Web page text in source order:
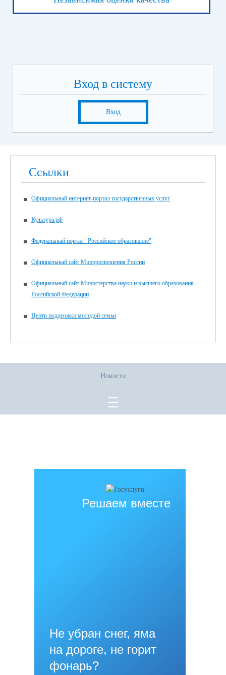
Вход в систему
Вход
Ссылки
Официальный интернет-портал государственных услуг
Культура.рф
Федеральный портал "Российское образование"
Официальный сайт Минпросвещения России
Официальный сайт Министерства науки и высшего образования
Российской Федерации
Центр поддержки молодой семьи
Новости
Решаем вместе
Не убран снег, яма
на дороге, не горит
фонарь?